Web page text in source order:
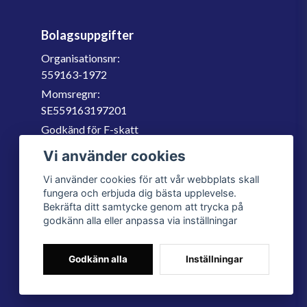
Bolagsuppgifter
Organisationsnr:
559163-1972
Momsregnr:
SE559163197201
Godkänd för F-skatt
060-566 800
Vi använder cookies
Vi använder cookies för att vår webbplats skall
fungera och erbjuda dig bästa upplevelse.
Bekräfta ditt samtycke genom att trycka på
godkänn alla eller anpassa via inställningar
Godkänn alla Inställningar